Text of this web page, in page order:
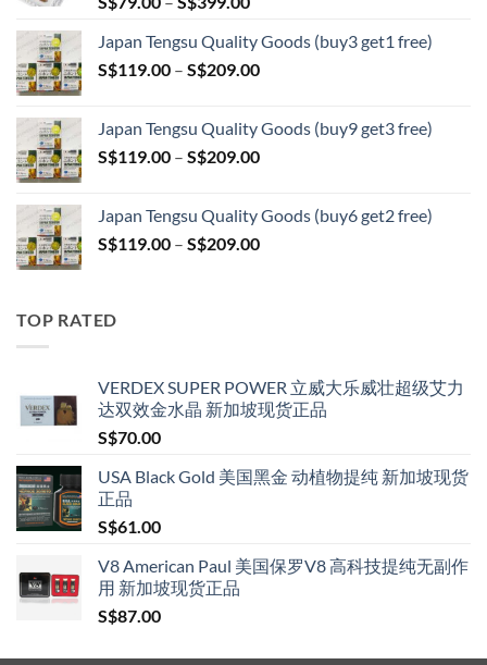
S$79.00
through
Japan Tengsu Quality Goods (buy3 get1 free)
S$119.00 – S$209.00Price
through
S$209.00
Japan Tengsu Quality Goods (buy9 get3 free)
S$119.00 – S$209.00Price
through
S$209.00
Japan Tengsu Quality Goods (buy6 get2 free)
S$119.00 – S$209.00Price
TOP RATED
VERDEX SUPER POWER 立威大乐威壮超级艾力
达双效金水晶 新加坡现货正品
S$70.00
USA Black Gold 美国黑金 动植物提纯 新加坡现货
正品
S$61.00
V8 American Paul 美国保罗V8 高科技提纯无副作
用 新加坡现货正品
S$87.00